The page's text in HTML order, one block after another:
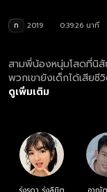
ท 2019
0:39:26 นาที
สามพี่น้องหนุ่มโสดที่นิสั
พวกเขายังเด็กได้เสีย
เกิดกับภรรยาใหม่ พวก
ดูเพิ่มเติม